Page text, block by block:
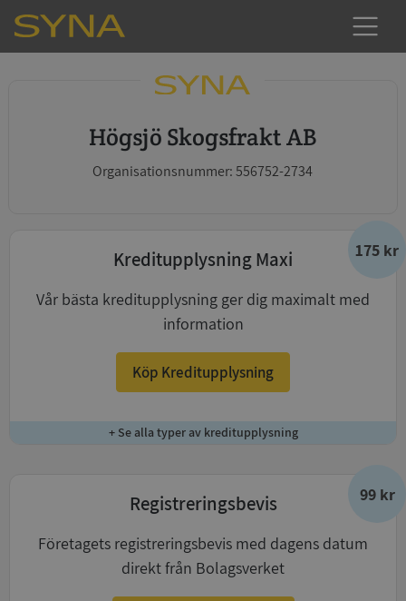
Högsjö Skogsfrakt AB
Organisationsnummer: 556752-2734
175 kr
Kreditupplysning Maxi
Vår bästa kreditupplysning ger dig maximalt med
information
Köp Kreditupplysning
+ Se alla typer av kreditupplysning
99 kr
Registreringsbevis
Företagets registreringsbevis med dagens datum
direkt från Bolagsverket